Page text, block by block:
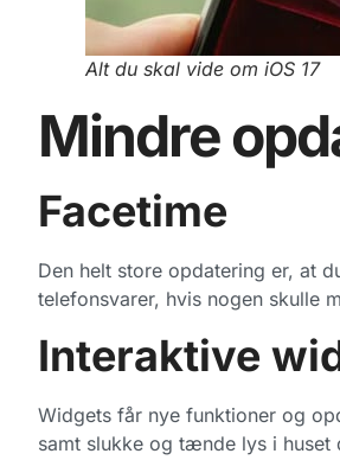
Alt du skal vide om iOS 17
Mindre
Facetime
Den helt store opdatering er, at
telefonsvarer, hvis nogen skulle
Interaktive
Widgets får nye funktioner og
samt slukke og tænde lys i